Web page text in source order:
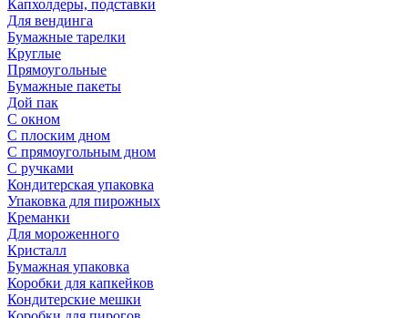
Капхолдеры, подставки
Для вендинга
Бумажные тарелки
Круглые
Прямоугольные
Бумажные пакеты
Дой пак
С окном
С плоским дном
С прямоугольным дном
С ручками
Кондитерская упаковка
Упаковка для пирожных
Креманки
Для мороженного
Кристалл
Бумажная упаковка
Коробки для капкейков
Кондитерские мешки